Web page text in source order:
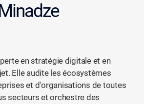
en stratégie digitale et en
Elle audite les écosystèmes
et d'organisations de toutes
secteurs et orchestre des